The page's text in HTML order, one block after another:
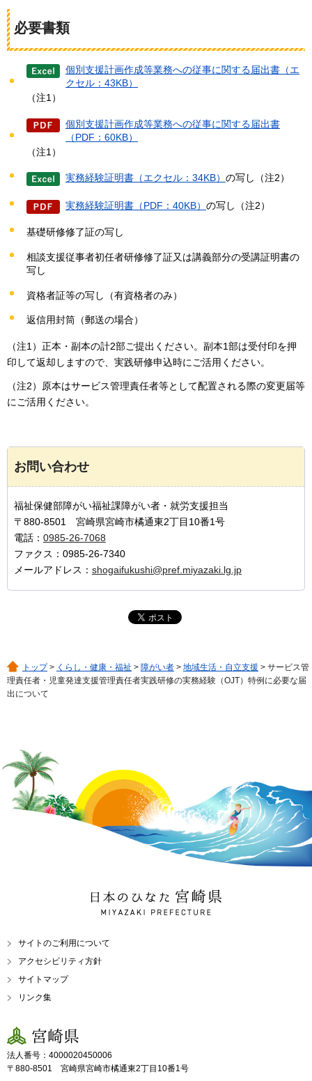
必要書類
個別支援計画作成等業務への従事に関する届出書（エ
クセル：43KB）
（注1）
個別支援計画作成等業務への従事に関する届出書
（PDF：60KB）
（注1）
実務経験証明書（エクセル：34KB） の写し（注2）
実務経験証明書（PDF：40KB） の写し（注2）
基礎研修修了証の写し
相談支援従事者初任者研修修了証又は講義部分の受講証明書の
写し
資格者証等の写し（有資格者のみ）
返信用封筒（郵送の場合）
（注1）正本・副本の計2部ご提出ください。副本1部は受付印を押
印して返却しますので、実践研修申込時にご活用ください。
（注2）原本はサービス管理責任者等として配置される際の変更届等
にご活用ください。
お問い合わせ
福祉保健部障がい福祉課障がい者・就労支援担当
〒880-8501 宮崎県宮崎市橘通東2丁目10番1号
電話： 0985-26-7068
ファクス：0985-26-7340
メールアドレス： shogaifukushi@pref.miyazaki.lg.jp
トップ> くらし・健康・福祉 > 障がい者 > 地域生活・自立支援 > サービス管
理責任者・児童発達支援管理責任者実践研修の実務経験（OJT）特例に必要な届
出について
日本のひなた 宮崎県
MIYAZAKI PREFECTURE
サイトのご利用について
アクセシビリティ方針
サイトマップ
リンク集
宮崎県
法人番号：4000020450006
〒880-8501 宮崎県宮崎市橘通東2丁目10番1号